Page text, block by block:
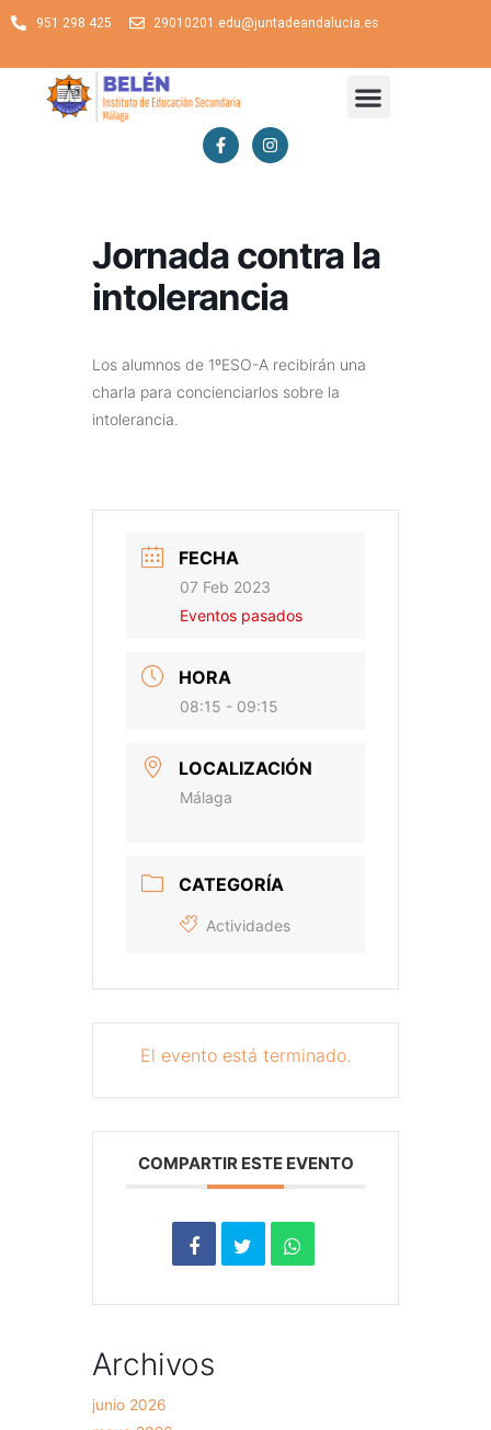
951 298 425 29010201.edu@juntadeandalucia.es
Jornada contra la
intolerancia
Los alumnos de 1ºESO-A recibirán una
charla para concienciarlos sobre la
intolerancia.
FECHA
07 Feb 2023
Eventos pasados
HORA
08:15 - 09:15
LOCALIZACIÓN
Málaga
CATEGORÍA
Actividades
El evento está terminado.
COMPARTIR ESTE EVENTO
Archivos
junio 2026